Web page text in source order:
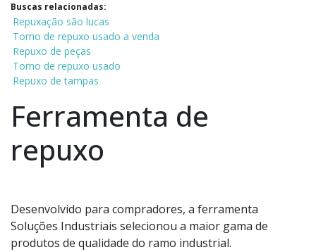
Buscas relacionadas:
Repuxação são lucas
Torno de repuxo usado a venda
Repuxo de peças
Torno de repuxo usado
Repuxo de tampas
Ferramenta de
repuxo
Desenvolvido para compradores, a ferramenta
Soluções Industriais selecionou a maior gama de
produtos de qualidade do ramo industrial.